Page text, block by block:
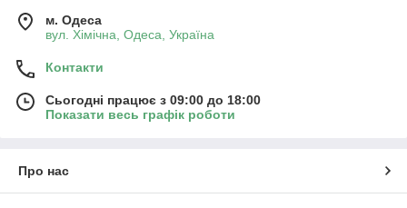
м. Одеса
вул. Хiмiчна, Одеса, Україна
Контакти
Сьогодні працює з 09:00 до 18:00
Показати весь графік роботи
Про нас